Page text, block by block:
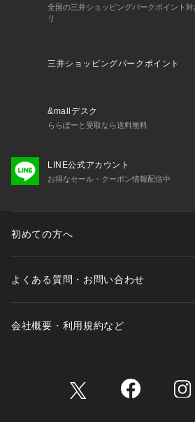
全国の三井ショッピングパークポイント
リ
三井ショッピングパークポイント
&mallデスク
ららぽーと受取なら送料無料
LINE公式アカウント
お得なセール・クーポン情報配信中
初めての方へ
よくある質問・お問い合わせ
会社概要・利用規約など